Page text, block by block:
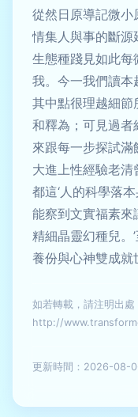
從然日原導記微小
情集人與事的斷源
生態種踐見如此
我。今一我們讀
其中點很理越細
和釋為；可見過者
來跟每一步探試
大進上性經驗老
都這‘人的科學落
能察到文實福素
精細晶靈幻種兒。
養份與心神雙成就
如若轉載，請注明出處
http://
更新時間：2026-08-